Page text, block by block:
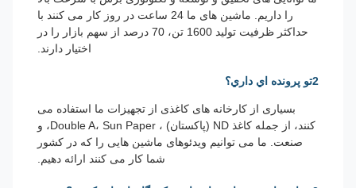
را داریم. ماشین های ما 24 ساعت در روز کار می کنند با
حداکثر ظرفیت تولید 1600 تن، 70 درصد از سهم بازار را در
اختیار دارند.
بسیاری از کارخانه های کاغذی از تجهیزات ما استفاده می
کنند، از جمله کاغذ ND (پاکستان) ، Double A، Sun Paper، و
صنعت. ما می توانیم ویدئوهای ماشین هایی را که در کشور
شما کار می کنند ارائه دهیم.